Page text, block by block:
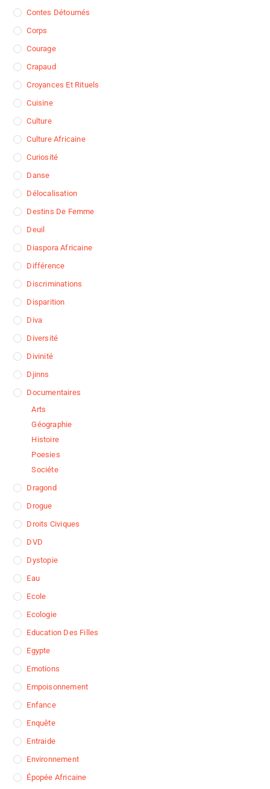
Contes Détournés
Corps
Courage
Crapaud
Croyances Et Rituels
Cuisine
Culture
Culture Africaine
Curiosité
Danse
Délocalisation
Destins De Femme
Deuil
Diaspora Africaine
Différence
Discriminations
Disparition
Diva
Diversité
Divinité
Djinns
Documentaires
Arts
Géographie
Histoire
Poesies
Sociéte
Dragond
Drogue
Droits Civiques
DVD
Dystopie
Eau
Ecole
Ecologie
Education Des Filles
Egypte
Emotions
Empoisonnement
Enfance
Enquête
Entraide
Environnement
Épopée Africaine